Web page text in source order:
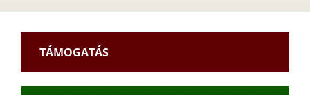
TÁMOGATÁS